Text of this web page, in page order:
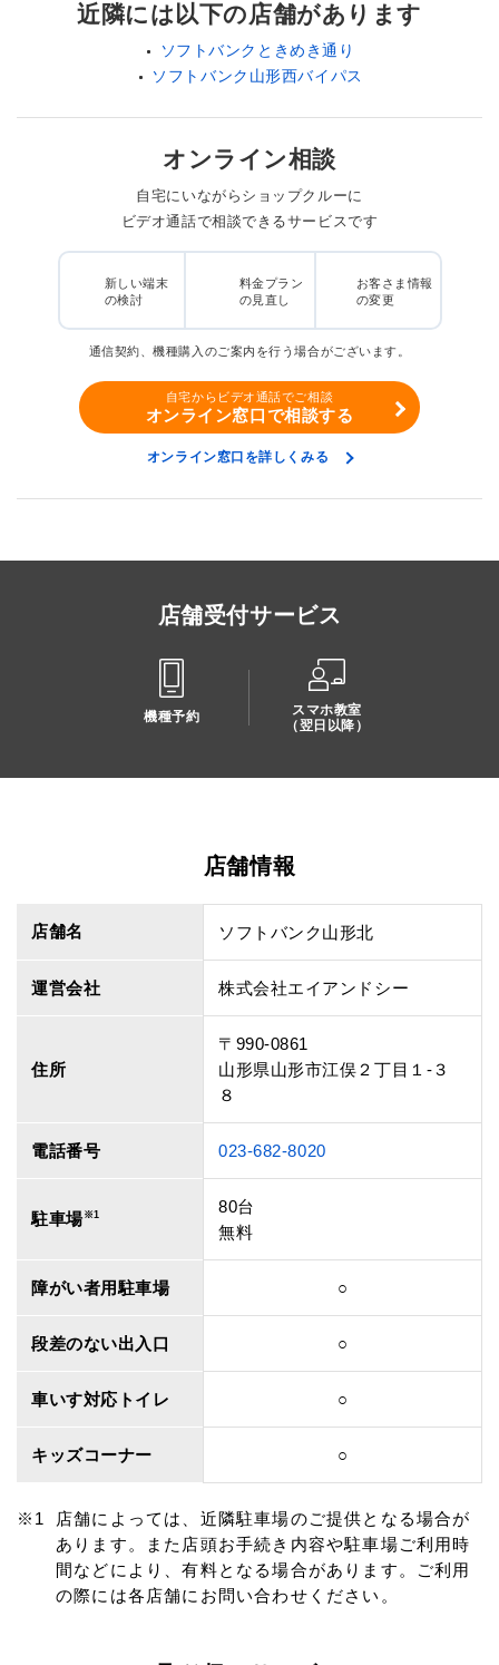
近隣には以下の店舗があります
ソフトバンクときめき通り
ソフトバンク山形西バイパス
オンライン相談
自宅にいながらショップクルーに
ビデオ通話で相談できるサービスです
新しい端末
の検討
料金プラン
の見直し
お客さま情報
の変更
通信契約、機種購入のご案内を行う場合がございます。
自宅からビデオ通話でご相談
オンライン窓口で相談する
オンライン窓口を詳しくみる
店舗受付サービス
機種予約
スマホ教室
（翌日以降）
店舗情報
店舗名 ソフトバンク山形北
運営会社 株式会社エイアンドシー
住所
〒990-0861
山形県山形市江俣２丁目１‐３
８
電話番号 023-682-8020
駐車場※1
80台
無料
障がい者用駐車場 ○
段差のない出入口 ○
車いす対応トイレ ○
キッズコーナー ○
店舗によっては、近隣駐車場のご提供となる場合が
あります。また店頭お手続き内容や駐車場ご利用時
間などにより、有料となる場合があります。ご利用
の際には各店舗にお問い合わせください。